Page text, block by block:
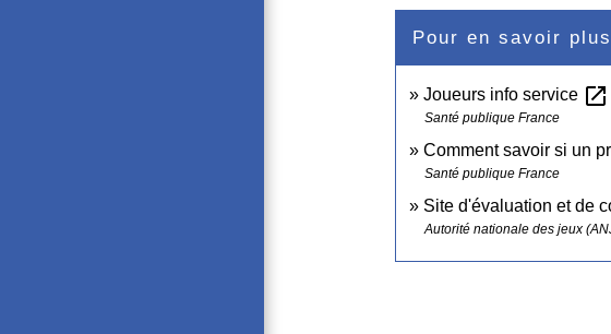
Pour en savoir plus
Joueurs info service open_in_new
Santé publique France
Comment savoir si un
Santé publique France
Site d'évaluation et de
Autorité nationale des jeux